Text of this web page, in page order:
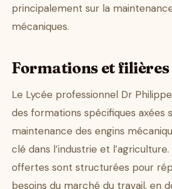
principalement sur la
mécaniques.
Formations et filières
Le Lycée professionnel Dr
des formations spécifiques axées
maintenance des engins
clé dans l’industrie et
offertes sont structurées pour
besoins du marché du travail, en